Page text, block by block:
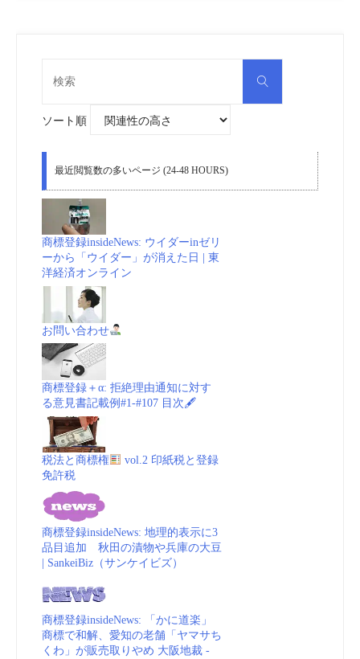
同
CAN)
商
_
検
ソート順
最近閲覧数の多いページ (24-48 HOURS)
商標登録insideNews: ウイダーinゼリ
ーから「ウイダー」が消えた日 | 東
洋経済オンライン
お問い合わせ
商標登録＋α: 拒絶理由通知に対す
る意見書記載例#1-#107 目次🖋
税法と商標権
vol.2 印紙税と登録
免許税
商標登録insideNews: 地理的表示に3
品目追加 秋田の漬物や兵庫の大豆
| SankeiBiz（サンケイビズ）
商標登録insideNews: 「かに道楽」
商標で和解、愛知の老舗「ヤマサち
くわ」が販売取りやめ 大阪地裁 -